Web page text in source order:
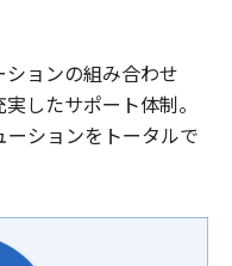
ョンの組み合わせ
したサポート体制。
ションをトータルで